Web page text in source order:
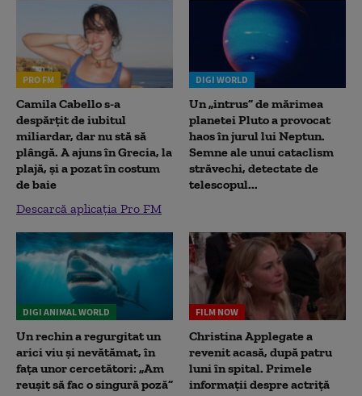
PRO FM
Camila Cabello s-a
despărțit de iubitul
miliardar, dar nu stă să
plângă. A ajuns în Grecia, la
plajă, și a pozat în costum
de baie
Descarcă aplicația Pro FM
DIGI WORLD
Un „intrus” de mărimea
planetei Pluto a provocat
haos în jurul lui Neptun.
Semne ale unui cataclism
străvechi, detectate de
telescopul...
DIGI ANIMAL WORLD
Un rechin a regurgitat un
arici viu și nevătămat, în
fața unor cercetători: „Am
reușit să fac o singură poză”
FILM NOW
Christina Applegate a
revenit acasă, după patru
luni în spital. Primele
informații despre actriță